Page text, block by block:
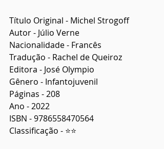
Título Original - Michel Strogoff
Autor - Júlio Verne
Nacionalidade - Francês
Tradução - Rachel de Queiroz
Editora - José Olympio
Gênero - Infantojuvenil
Páginas - 208
Ano - 2022
ISBN - 9786558470564
Classificação - ⭐⭐